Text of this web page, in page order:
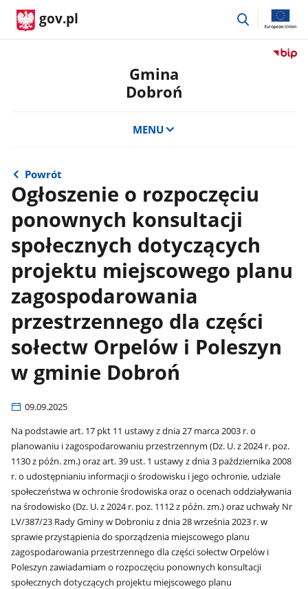
gov.pl
przejdź
Przejdź
Gmina
Dobroń
MENU
Powrót
Ogłoszenie o rozpoczęciu
ponownych konsultacji
społecznych dotyczących
projektu miejscowego planu
zagospodarowania
przestrzennego dla części
sołectw Orpelów i Poleszyn
w gminie Dobroń
09.09.2025
Na podstawie art. 17 pkt 11 ustawy z dnia 27 marca 2003 r. o
planowaniu i zagospodarowaniu przestrzennym (Dz. U. z 2024 r. poz.
1130 z późn. zm.) oraz art. 39 ust. 1 ustawy z dnia 3 października 2008
r. o udostępnianiu informacji o środowisku i jego ochronie, udziale
społeczeństwa w ochronie środowiska oraz o ocenach oddziaływania
na środowisko (Dz. U. z 2024 r. poz. 1112 z późn. zm.) oraz uchwały Nr
LV/387/23 Rady Gminy w Dobroniu z dnia 28 września 2023 r. w
sprawie przystąpienia do sporządzenia miejscowego planu
zagospodarowania przestrzennego dla części sołectw Orpelów i
Poleszyn zawiadamiam o rozpoczęciu ponownych konsultacji
społecznych dotyczących projektu miejscowego planu